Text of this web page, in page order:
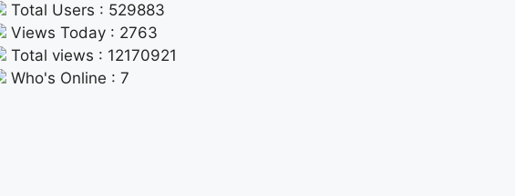
Total Users : 529883
Views Today : 2763
Total views : 12170921
Who's Online : 7